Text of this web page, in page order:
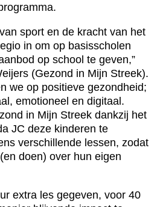
sport en de kracht van het
in om op basisscholen
op school te geven,”
(Gezond in Mijn Streek).
we op positieve gezondheid;
emotioneel en digitaal.
in Mijn Streek dankzij het
JC deze kinderen te
verschillende lessen, zodat
doen) over hun eigen
extra les gegeven, voor 40